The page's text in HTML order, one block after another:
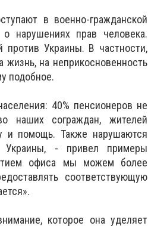
в военно-гражданской
нарушениях прав человека.
против Украины. В частности,
жизнь, на неприкосновенность
подобное.
40% пенсионеров не
наших сограждан, жителей
и помощь. Также нарушаются
Украины, - привел примеры
офиса мы можем более
соответствующую
которое она уделяет